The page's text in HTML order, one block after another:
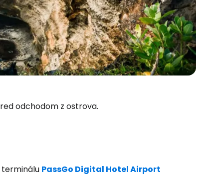
odchodom z ostrova.
terminálu PassGo Digital Hotel Airport